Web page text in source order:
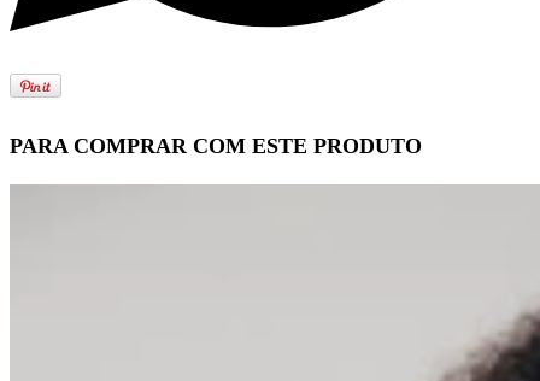
PARA COMPRAR COM ESTE PRODUTO